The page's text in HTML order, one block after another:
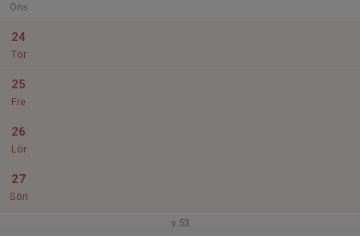
Ons
24
Tor
25
Fre
26
Lör
27
Sön
v.53